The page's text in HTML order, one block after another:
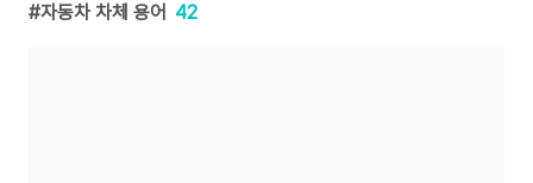
자동차 차체 용어 42